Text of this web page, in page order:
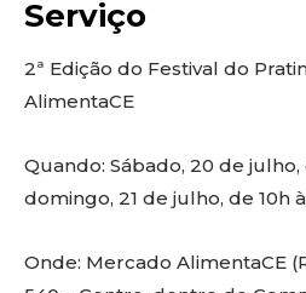
Serviço
2ª Edição do Festival do
AlimentaCE
Quando: Sábado, 20 de julho,
domingo, 21 de julho, de 10h
Onde: Mercado AlimentaCE